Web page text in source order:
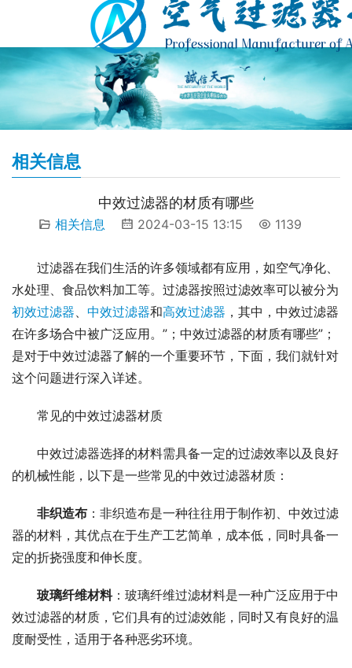
相关信息
中效过滤器的材质有哪些
相关信息 2024-03-15 13:15 1139
过滤器在我们生活的许多领域都有应用，如空气净化、
水处理、食品饮料加工等。过滤器按照过滤效率可以被分为
初效过滤器、 中效过滤器和高效过滤器 ，其中，中效过滤器
在许多场合中被广泛应用。”；中效过滤器的材质有哪些”；
是对于中效过滤器了解的一个重要环节，下面，我们就针对
这个问题进行深入详述。
常见的中效过滤器材质
中效过滤器选择的材料需具备一定的过滤效率以及良好
的机械性能，以下是一些常见的中效过滤器材质：
非织造布 ：非织造布是一种往往用于制作初、中效过滤
器的材料，其优点在于生产工艺简单，成本低，同时具备一
定的折挠强度和伸长度。
玻璃纤维材料：玻璃纤维过滤材料是一种广泛应用于中
效过滤器的材质，它们具有的过滤效能，同时又有良好的温
度耐受性，适用于各种恶劣环境。